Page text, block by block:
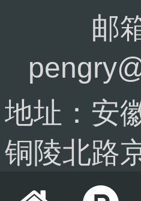
邮
地址：安
铜陵北路